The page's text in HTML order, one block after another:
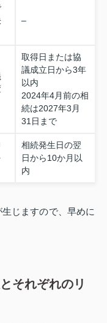
–
取得日または協
議成立日から3年
以内
2024年4月前の相
続は2027年3月
31日まで
相続発生日の翌
日から10か月以
内
じますので、早めに
それぞれのリ